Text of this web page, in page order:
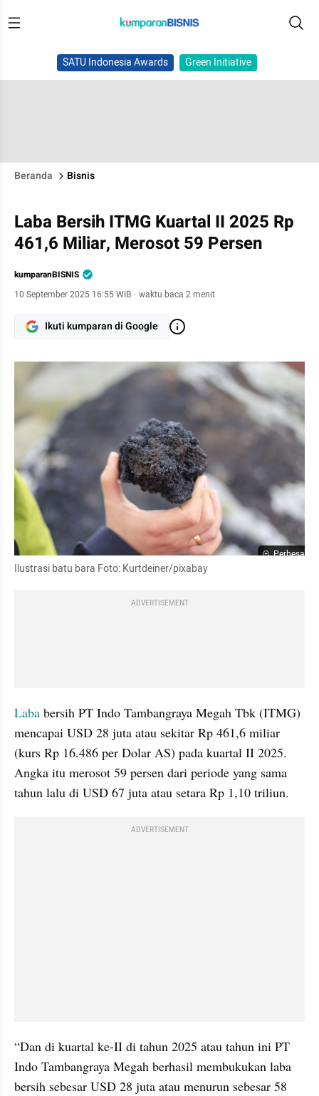
SATU Indonesia Awards Green Initiative
Beranda Bisnis
Laba Bersih ITMG Kuartal II 2025 Rp
461,6 Miliar, Merosot 59 Persen
kumparanBISNIS
10 September 2025 16:55 WIB · waktu baca 2 menit
Ikuti kumparan di Google
Perbesar
Ilustrasi batu bara Foto: Kurtdeiner/pixabay
ADVERTISEMENT
Laba bersih PT Indo Tambangraya Megah Tbk (ITMG)
mencapai USD 28 juta atau sekitar Rp 461,6 miliar
(kurs Rp 16.486 per Dolar AS) pada kuartal II 2025.
Angka itu merosot 59 persen dari periode yang sama
tahun lalu di USD 67 juta atau setara Rp 1,10 triliun.
ADVERTISEMENT
“Dan di kuartal ke-II di tahun 2025 atau tahun ini PT
Indo Tambangraya Megah berhasil membukukan laba
bersih sebesar USD 28 juta atau menurun sebesar 58